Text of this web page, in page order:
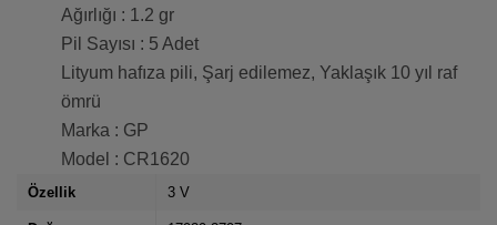
Ağırlığı : 1.2 gr
Pil Sayısı : 5 Adet
Lityum hafıza pili, Şarj edilemez, Yaklaşık 10 yıl raf
ömrü
Marka : GP
Model : CR1620
Özellik 3 V